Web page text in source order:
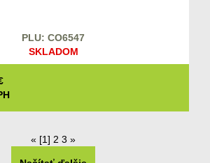
PLU: CO6547
SKLADOM
« [1] 2 3 »